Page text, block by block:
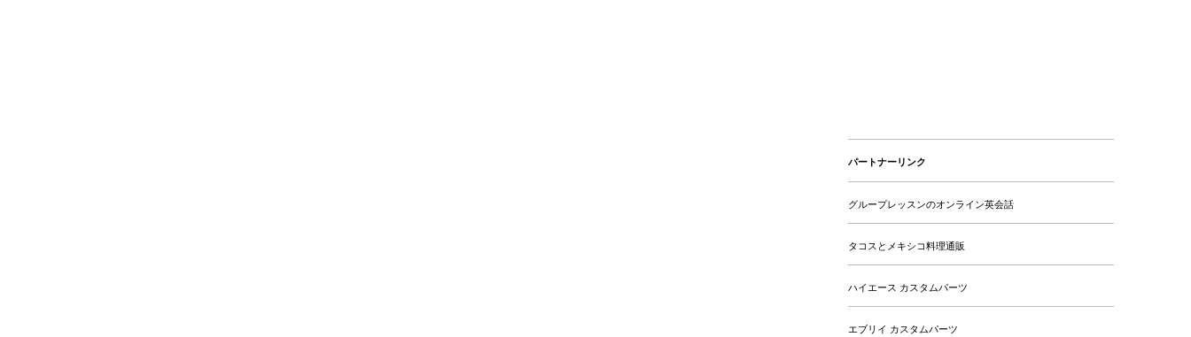
パートナーリンク
グループレッスンのオンライン英会話
タコスとメキシコ料理通販
ハイエース カスタムパーツ
エブリイ カスタムパーツ